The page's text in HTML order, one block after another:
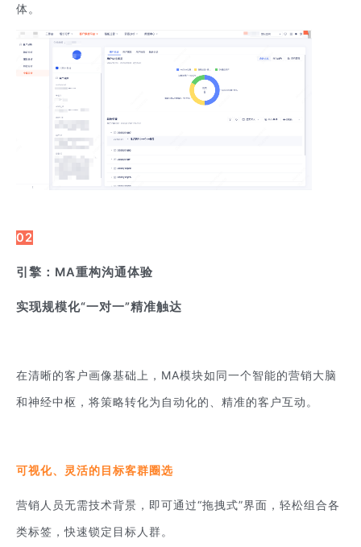
体。
02
引擎：MA重构沟通体验
实现规模化“一对一”精准触达
在清晰的客户画像基础上，MA模块如同一个智能的营销大脑
和神经中枢，将策略转化为自动化的、精准的客户互动。
可视化、灵活的目标客群圈选
营销人员无需技术背景，即可通过“拖拽式”界面，轻松组合各
类标签，快速锁定目标人群。